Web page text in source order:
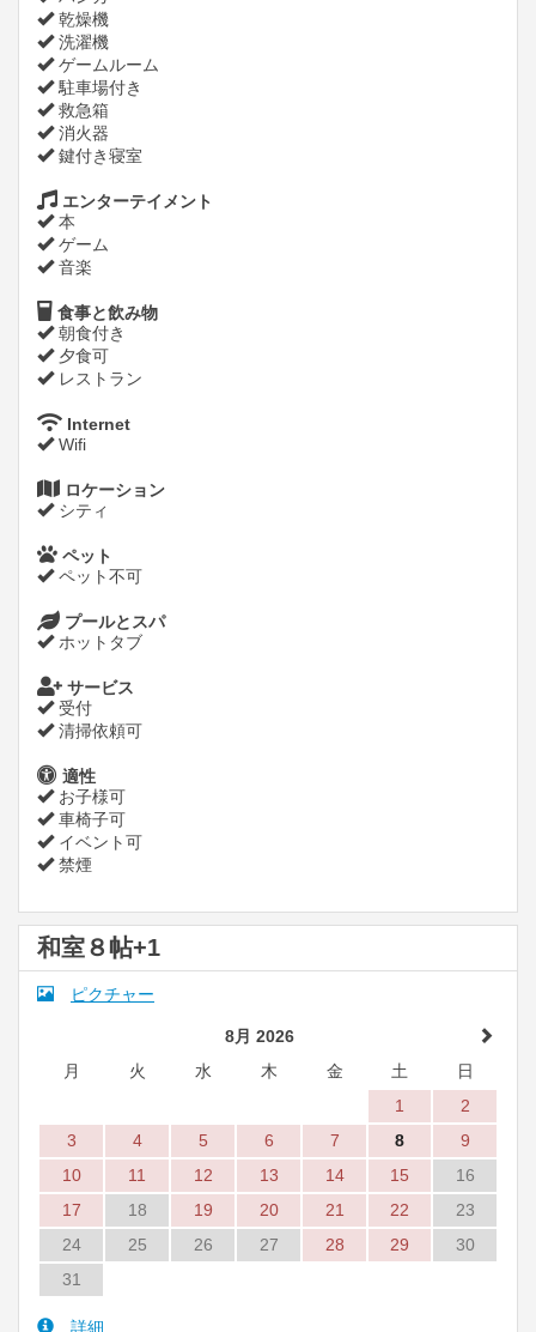
乾燥機
洗濯機
ゲームルーム
駐車場付き
救急箱
消火器
鍵付き寝室
エンターテイメント
本
ゲーム
音楽
食事と飲み物
朝食付き
夕食可
レストラン
Internet
Wifi
ロケーション
シティ
ペット
ペット不可
プールとスパ
ホットタブ
サービス
受付
清掃依頼可
適性
お子様可
車椅子可
イベント可
禁煙
和室８帖+1
ピクチャー
8月 2026
月
火 水 木 金 土
日
1
2
3
4 5 6 7 8
9
10
11 12 13 14 15
16
17
18 19 20 21 22
23
24
25 26 27 28 29
30
31